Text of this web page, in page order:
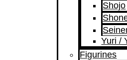
Shojo
Yuri /
Figurines